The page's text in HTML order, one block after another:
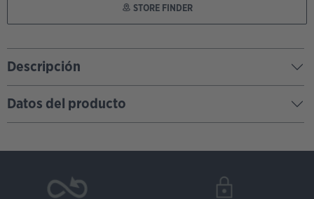
STORE FINDER
Descripción
Datos del producto